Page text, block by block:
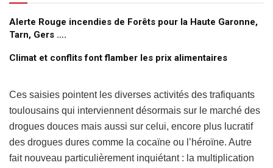
Alerte Rouge incendies de Forêts pour la Haute Garonne,
Tarn, Gers ….
Climat et conflits font flamber les prix alimentaires
Ces saisies pointent les diverses activités des trafiquants
toulousains qui interviennent désormais sur le marché des
drogues douces mais aussi sur celui, encore plus lucratif
des drogues dures comme la cocaïne ou l’héroïne. Autre
fait nouveau particulièrement inquiétant : la multiplication